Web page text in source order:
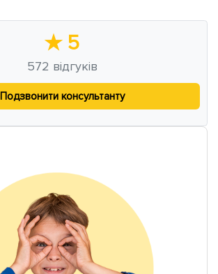
★ 5
572 відгуків
Подзвонити консультанту